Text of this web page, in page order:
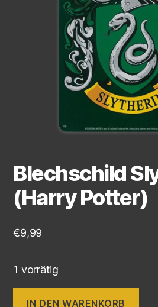
Blechschild
(Harry Potter)
€9,99
1 vorrätig
IN DEN WARENKORB